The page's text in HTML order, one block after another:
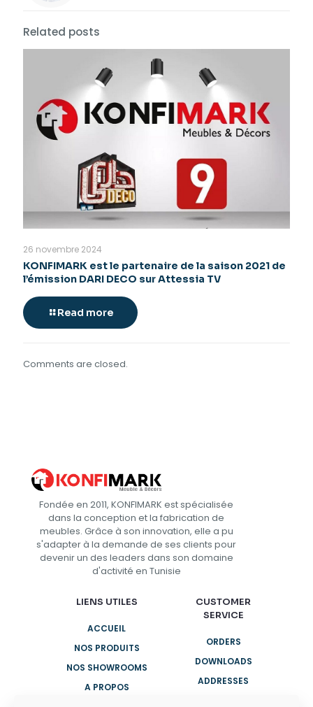
Related posts
26 novembre 2024
KONFIMARK est le partenaire de la saison 2021 de
l’émission DARI DECO sur Attessia TV
Read more
Comments are closed.
Fondée en 2011, KONFIMARK est spécialisée
dans la conception et la fabrication de
meubles. Grâce à son innovation, elle a pu
s'adapter à la demande de ses clients pour
devenir un des leaders dans son domaine
d'activité en Tunisie
LIENS UTILES
ACCUEIL
NOS PRODUITS
NOS SHOWROOMS
A PROPOS
CUSTOMER
SERVICE
ORDERS
DOWNLOADS
ADDRESSES